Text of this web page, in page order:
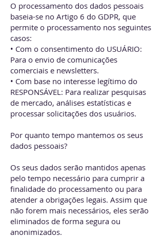
O processamento dos dados pessoais
baseia-se no Artigo 6 do GDPR, que
permite o processamento nos seguintes
casos:
• Com o consentimento do USUÁRIO:
Para o envio de comunicações
comerciais e newsletters.
• Com base no interesse legítimo do
RESPONSÁVEL: Para realizar pesquisas
de mercado, análises estatísticas e
processar solicitações dos usuários.
Por quanto tempo mantemos os seus
dados pessoais?
Os seus dados serão mantidos apenas
pelo tempo necessário para cumprir a
finalidade do processamento ou para
atender a obrigações legais. Assim que
não forem mais necessários, eles serão
eliminados de forma segura ou
anonimizados.